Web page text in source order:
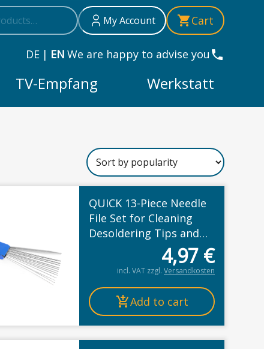
My Account Cart
DE | EN We are happy to advise you
TV-Empfang Werkstatt
QUICK 13-Piece Needle
File Set for Cleaning
Desoldering Tips and
4,97 €
incl. VAT zzgl. Versandkosten
Add to cart